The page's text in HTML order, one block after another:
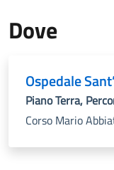
Dove
Ospedale
Piano Terra,
Corso Mario